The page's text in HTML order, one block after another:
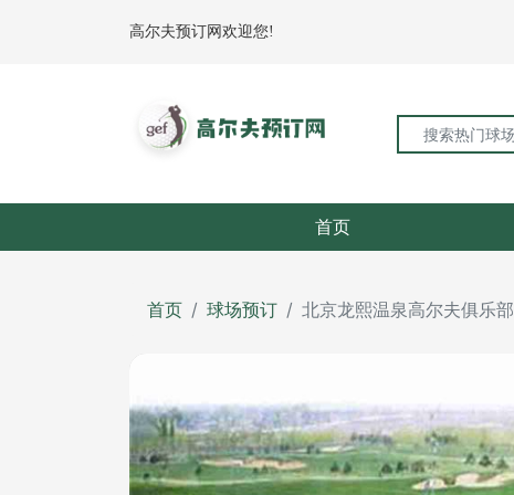
高尔夫预订网欢迎您!
首页
首页 球场预订 北京龙熙温泉高尔夫俱乐部